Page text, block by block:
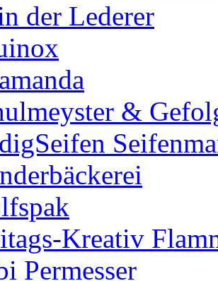
der Lederer
&
Kreativ
Permesser